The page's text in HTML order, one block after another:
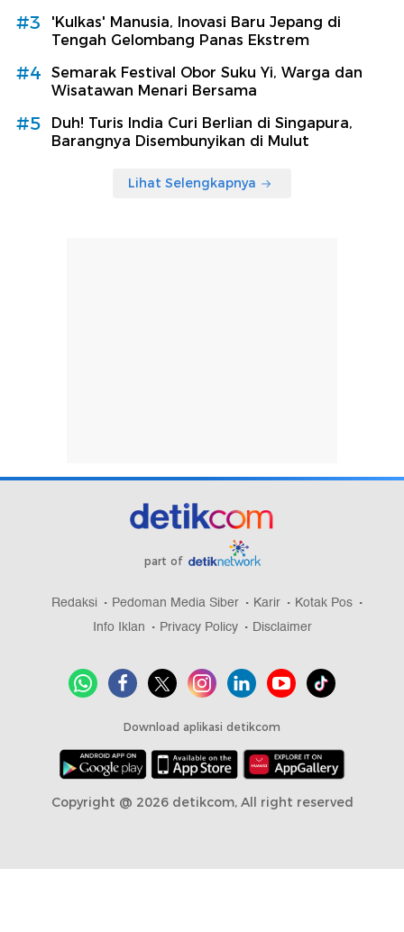
#3
'Kulkas' Manusia, Inovasi Baru Jepang di
Tengah Gelombang Panas Ekstrem
#4
Semarak Festival Obor Suku Yi, Warga dan
Wisatawan Menari Bersama
#5
Duh! Turis India Curi Berlian di Singapura,
Barangnya Disembunyikan di Mulut
Lihat Selengkapnya
part of
Redaksi Pedoman Media Siber Karir
Kotak Pos
Info Iklan
Privacy Policy Disclaimer
Download aplikasi detikcom
Copyright @ 2026 detikcom, All right reserved